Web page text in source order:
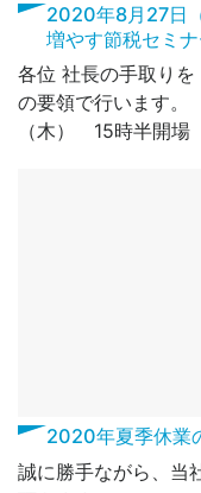
2020年8月27日
増やす節税セミ
各位 社長の手取り
の要領で行います。
（木） 15時半開
2020年夏季休業
誠に勝手ながら、当